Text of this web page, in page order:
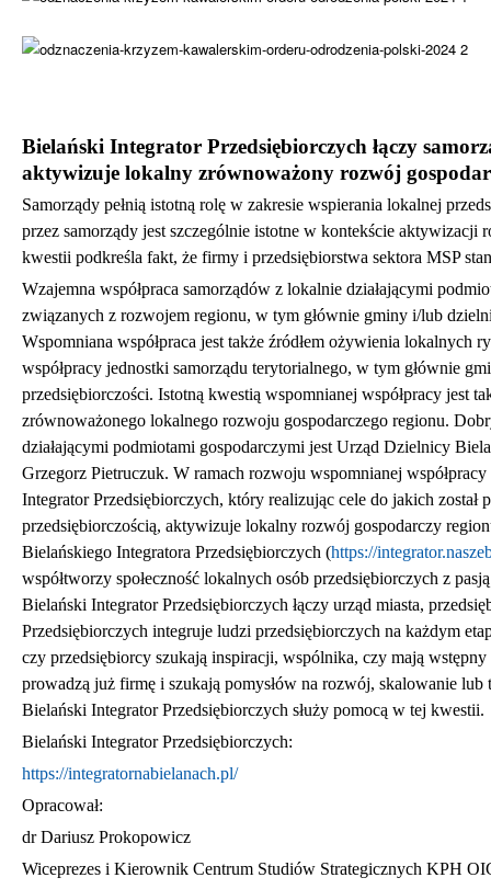
Bielański Integrator Przedsiębiorczych łączy
aktywizuje lokalny zrównoważony rozwój
Samorządy pełnią istotną rolę w zakresie wspierania lokalnej
przez samorządy jest szczególnie istotne w kontekście
kwestii podkreśla fakt, że firmy i przedsiębiorstwa sektora MSP
Wzajemna współpraca samorządów z lokalnie działającymi
związanych z rozwojem regionu, w tym głównie gminy i/lub
Wspomniana współpraca jest także źródłem ożywienia lokalnych
współpracy jednostki samorządu terytorialnego, w tym głównie
przedsiębiorczości. Istotną kwestią wspomnianej współpracy jest
zrównoważonego lokalnego rozwoju gospodarczego regionu.
działającymi podmiotami gospodarczymi jest Urząd Dzielnicy
Grzegorz Pietruczuk. W ramach rozwoju wspomnianej
Integrator Przedsiębiorczych, który realizując cele do jakich został
przedsiębiorczością, aktywizuje lokalny rozwój gospodarczy
Bielańskiego Integratora Przedsiębiorczych (https://
współtworzy społeczność lokalnych osób przedsiębiorczych z
Bielański Integrator Przedsiębiorczych łączy urząd miasta,
Przedsiębiorczych integruje ludzi przedsiębiorczych na każdym
czy przedsiębiorcy szukają inspiracji, wspólnika, czy mają wstępny
prowadzą już firmę i szukają pomysłów na rozwój, skalowanie lub
Bielański Integrator Przedsiębiorczych służy pomocą w tej kwestii.
Bielański Integrator Przedsiębiorczych:
https://integratornabielanach.pl/
Opracował:
dr Dariusz Prokopowicz
Wiceprezes i Kierownik Centrum Studiów Strategicznych KPH